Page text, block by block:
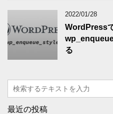
2022/01/28
WordPress
る
最近の投稿